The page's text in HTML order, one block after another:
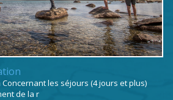
les séjours (4 jours et plus)
de la r